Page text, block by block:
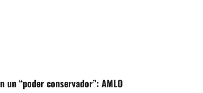
“poder conservador”: AMLO